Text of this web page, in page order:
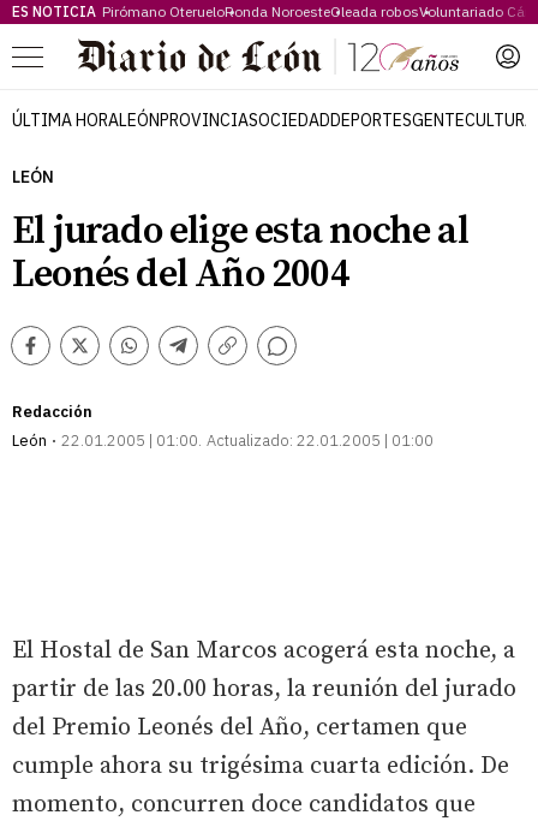
ES NOTICIA Pirómano OterueloRonda NoroesteOleada robosVoluntariado
Menú
ÚLTIMA HORALEÓNPROVINCIASOCIEDADDEPORTESGENTECULTURA
LEÓN
El jurado elige esta noche al
Leonés del Año 2004
Facebook
TwitterWhatsappTelegram
Copiar
Comentarios
Redacción
León
22.01.2005 | 01:00 Actualizado: 22.01.2005 | 01:00
El Hostal de San Marcos acogerá esta noche, a
partir de las 20.00 horas, la reunión del jurado
del Premio Leonés del Año, certamen que
cumple ahora su trigésima cuarta edición. De
momento, concurren doce candidatos que